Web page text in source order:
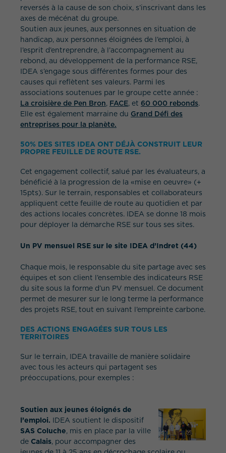
reversés à la cause de son choix, s’inscrivant dans les
axes de mécénat du groupe.
Soutien aux jeunes, aux personnes en situation de
handicap, aux personnes éloignées de l’emploi, à
l’esprit d’entreprendre, à l’accompagnement au
rebond, au développement de la performance RSE,
IDEA s’engage sous différentes formes pour des
causes qui reflètent ses valeurs. Parmi les
associations soutenues par le groupe cette année :
La croisière de Pen Bron, FACE, et 60 000 rebonds.
Elle est également marraine du Grand Défi des
entreprises pour la planète.
50% DES SITES IDEA ONT DÉJÀ CONSTRUIT LEUR
PROPRE FEUILLE DE ROUTE RSE.
Cet engagement collectif, salué par les évaluateurs, a
bénéficié à la progression de la «mise en oeuvre» (+
15pts). Sur le terrain, responsables et collaborateurs
appliquent cette feuille de route au quotidien et par
des actions locales concrètes. IDEA se donne 18 mois
pour déployer la démarche RSE sur tous ses sites.
Un PV mensuel RSE sur le site IDEA d’Indret (44)
Chaque mois, le responsable du site partage avec ses
équipes et son client l’ensemble des indicateurs RSE
du site sous la forme d’un PV mensuel. Ce document
permet de mesurer sur le long terme la performance
des projets RSE, tout en suivant l’empreinte carbone.
DES ACTIONS ENGAGÉES SUR TOUS LES
TERRITOIRES
Sur le terrain, IDEA travaille de manière solidaire
avec tous les acteurs qui partagent ses
préoccupations, pour exemples :
Soutien aux jeunes éloignés de
l’emploi. IDEA soutient le dispositif
SAS Coluche, mis en place par la ville
de Calais, pour accompagner des